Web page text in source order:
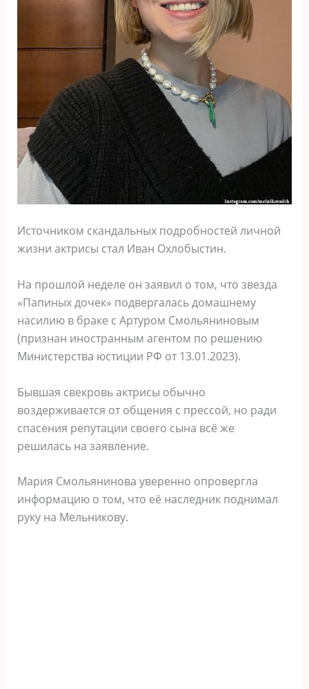
Источником скандальных подробностей личной
жизни актрисы стал Иван Охлобыстин.
На прошлой неделе он заявил о том, что звезда
«Папиных дочек» подвергалась домашнему
насилию в браке с Артуром Смольяниновым
(признан иностранным агентом по решению
Министерства юстиции РФ от 13.01.2023).
Бывшая свекровь актрисы обычно
воздерживается от общения с прессой, но ради
спасения репутации своего сына всё же
решилась на заявление.
Мария Смольянинова уверенно опровергла
информацию о том, что её наследник поднимал
руку на Мельникову.